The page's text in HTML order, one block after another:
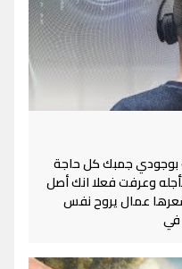
بوجودي جمبك كل حاجة
وعرفت فعلا انك أصل
عمال يروح نفس
في